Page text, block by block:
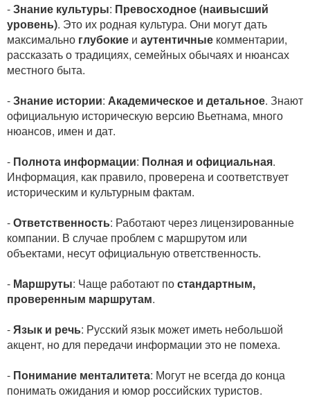
-Знание культуры: Превосходное (наивысший
уровень). Это их родная культура. Они могут дать
максимально глубокие и аутентичные комментарии,
рассказать о традициях, семейных обычаях и нюансах
местного быта.
-Знание истории: Академическое и детальное. Знают
официальную историческую версию Вьетнама, много
нюансов, имен и дат.
- Полнота информации: Полная и официальная.
Информация, как правило, проверена и соответствует
историческим и культурным фактам.
-Ответственность: Работают через лицензированные
компании. В случае проблем с маршрутом или
объектами, несут официальную ответственность.
- Маршруты: Чаще работают постандартным,
проверенным маршрутам.
-Язык и речь: Русский язык может иметь небольшой
акцент, но для передачи информации это не помеха.
- Понимание менталитета: Могут не всегда до конца
понимать ожидания и юмор российских туристов.